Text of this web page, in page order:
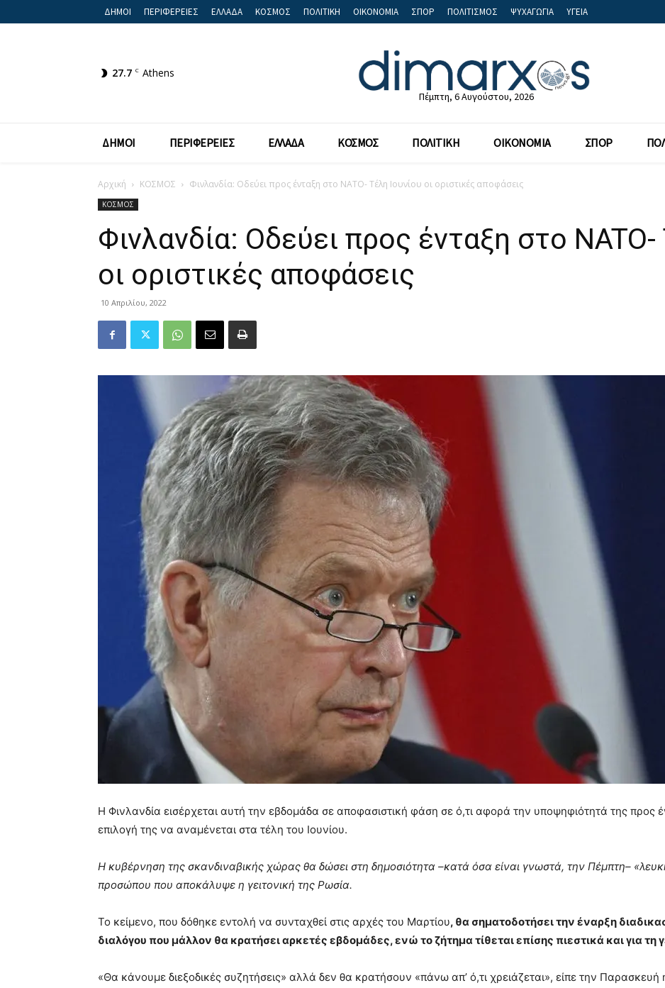
ΔΗΜΟΙ ΠΕΡΙΦΕΡΕΙΕΣ ΕΛΛΑΔΑ ΚΟΣΜΟΣ ΠΟΛΙΤΙΚΗ ΟΙΚΟΝΟΜΙΑ ΣΠΟΡ ΠΟΛΙΤΙΣΜΟΣ ΨΥΧΑΓΩΓΙΑ ΥΓΕΙΑ
27.7 C Athens
Πέμπτη, 6 Αυγούστου, 2026
ΔΗΜΟΙ ΠΕΡΙΦΕΡΕΙΕΣ ΕΛΛΑΔΑ ΚΟΣΜΟΣ ΠΟΛΙΤΙΚΗ ΟΙΚΟΝΟΜΙΑ ΣΠΟΡ
Αρχική ΚΟΣΜΟΣ Φινλανδία: Οδεύει προς ένταξη στο NATO- Τέλη Ιουνίου οι οριστικές αποφάσεις
ΚΟΣΜΟΣ
Φινλανδία: Οδεύει προς ένταξη στο NATO-
οι οριστικές αποφάσεις
10 Απριλίου, 2022
Η Φινλανδία εισέρχεται αυτή την εβδομάδα σε αποφασιστική φάση σε ό,τι αφορά την υποψηφιότητά της προς
επιλογή της να αναμένεται στα τέλη του Ιουνίου.
Η κυβέρνηση της σκανδιναβικής χώρας θα δώσει στη δημοσιότητα –κατά όσα είναι γνωστά, την Πέμπτη–
προσώπου που αποκάλυψε η γειτονική της Ρωσία.
Το κείμενο, που δόθηκε εντολή να συνταχθεί στις αρχές του Μαρτίου, θα σηματοδοτήσει την έναρξη
διαλόγου που μάλλον θα κρατήσει αρκετές εβδομάδες, ενώ το ζήτημα τίθεται επίσης πιεστικά και για τη
«Θα κάνουμε διεξοδικές συζητήσεις» αλλά δεν θα κρατήσουν «πάνω απ’ ό,τι χρειάζεται», είπε την